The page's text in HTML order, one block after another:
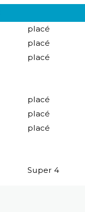
placé
placé
placé
placé
placé
placé
Super 4